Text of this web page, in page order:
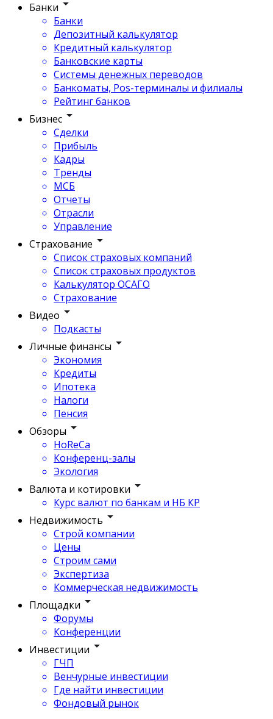
Банки
Банки
Депозитный калькулятор
Кредитный калькулятор
Банковские карты
Системы денежных переводов
Банкоматы, Pos-терминалы и филиалы
Рейтинг банков
Бизнес
Сделки
Прибыль
Кадры
Тренды
МСБ
Отчеты
Отрасли
Управление
Страхование
Список страховых компаний
Список страховых продуктов
Калькулятор ОСАГО
Страхование
Видео
Подкасты
Личные финансы
Экономия
Кредиты
Ипотека
Налоги
Пенсия
Обзоры
HoReCa
Конференц-залы
Экология
Валюта и котировки
Курс валют по банкам и НБ КР
Недвижимость
Строй компании
Цены
Строим сами
Экспертиза
Коммерческая недвижимость
Площадки
Форумы
Конференции
Инвестиции
ГЧП
Венчурные инвестиции
Где найти инвестиции
Фондовый рынок